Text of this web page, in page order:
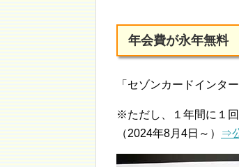
年会費が永年無料
「セゾンカードインタ
※ただし、１年間に１
（2024年8月4日～）
⇒